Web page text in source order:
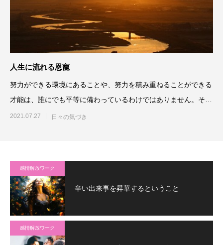
人生に流れる恩寵
努力ができる環境にあることや、努力を積み重ねることができる
才能は、誰にでも平等に備わっているわけではありません。そし
て、重要な出会いのタイミ
2021.07.27 日々の気づき
感情解放ワーク
辛い出来事を昇華するということ
感情解放ワーク